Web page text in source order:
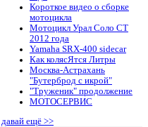
Короткое видео о сборке
мотоцикла
Мотоцикл Урал Соло СТ
2012 года
Yamaha SRX-400 sidecar
Как колясЯтся Литры
Москва-Астрахань
"Бутерброд с икрой"
"Труженик" продолжение
МОТОСЕРВИС
давай ещё >>